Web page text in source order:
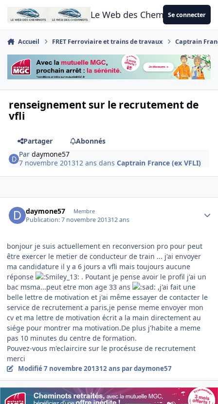
Aller au contenu
Le Web des CheminotsSe connecter
Accueil FRET Ferroviaire et trains de travaux Captrain
renseignement sur le recrutement de
vfli
Partager
Abonnés
Pardaymone57
7 novembre 201312 ans dansCaptrain France (ex VFLI)
daymone57 Membre
Publication:7 novembre 201312 ans
bonjour je suis actuellement en reconversion pro pour peut
être exercer le metier de conducteur de train ... j'ai envoyer
ma candidature il y a 6 jours a vfli mais toujours aucune
réponse
. Poutant je pense avoir le profil j'ai un
bac msma...peut etre mon age 33 ans
,j'ai fait une
belle lettre de motivation et j'ai même essayer de contacter le
service de recrutement a paris,je pense meme envoyer mon
cv et ma lettre de motivation écrit a la main directement au
siége pour montrer ma motivation.De plus j'habite a meme
pas 10 minutes du centre de formation.
Pouvez-vous m'eclaircire sur le procésuse de recrutement
merci
Modifié7 novembre 201312 ans par daymone57